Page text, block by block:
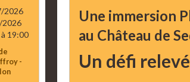
Une immersion
au Château de
Un défi
2026
2026
à 19:00
-